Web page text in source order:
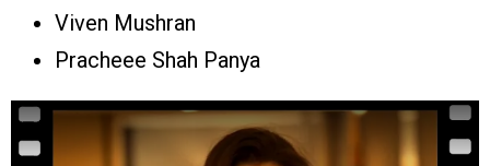
Viven Mushran
Pracheee Shah Panya